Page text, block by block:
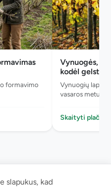
formavimo
Vynuogės, 4
kodėl gelsta
Vynuogių lapų
vasaros metu
Skaityti plačiau
slapukus, kad